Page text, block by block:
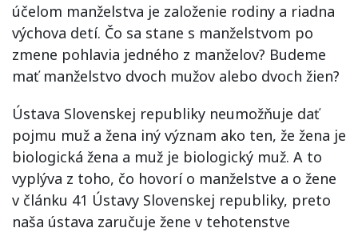
účelom manželstva je založenie rodiny a riadna
výchova detí. Čo sa stane s manželstvom po
zmene pohlavia jedného z manželov? Budeme
mať manželstvo dvoch mužov alebo dvoch žien?
Ústava Slovenskej republiky neumožňuje dať
pojmu muž a žena iný význam ako ten, že žena je
biologická žena a muž je biologický muž. A to
vyplýva z toho, čo hovorí o manželstve a o žene
v článku 41 Ústavy Slovenskej republiky, preto
naša ústava zaručuje žene v tehotenstve